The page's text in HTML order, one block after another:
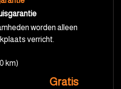
worden alleen
verricht.
km)
Gratis